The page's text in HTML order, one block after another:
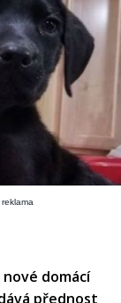
reklama
domácí
přednost